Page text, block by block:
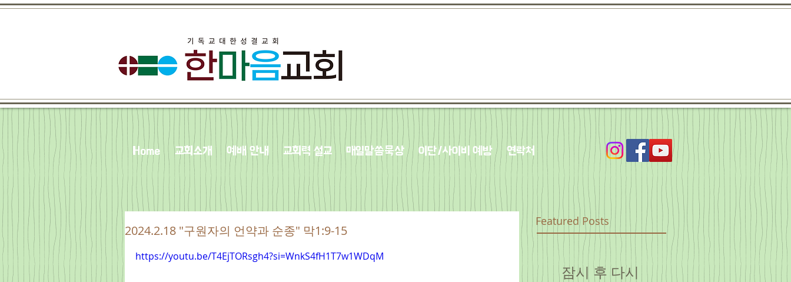
Home 교회소개 예배 안내 교회력 설교 매일말씀묵상 이단/사이비 예방 연락처
2024.2.18 "구원자의 언약과 순종" 막1:9-15
https://youtu.be/T4EjTORsgh4?si=WnkS4fH1T7w1WDqM
Featured Posts
잠시 후 다시